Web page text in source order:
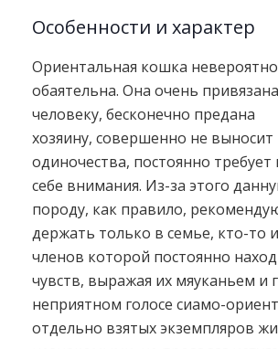
Особенности и характер
Ориентальная кошка невероятно
обаятельна. Она очень
человеку, бесконечно предана
хозяину, совершенно не выносит
одиночества, постоянно требует
себе внимания. Из-за этого
породу, как правило,
держать только в семье, кто-то
членов которой постоянно
чувств, выражая их мяуканьем
неприятном голосе сиамо-
отдельно взятых экземпляров